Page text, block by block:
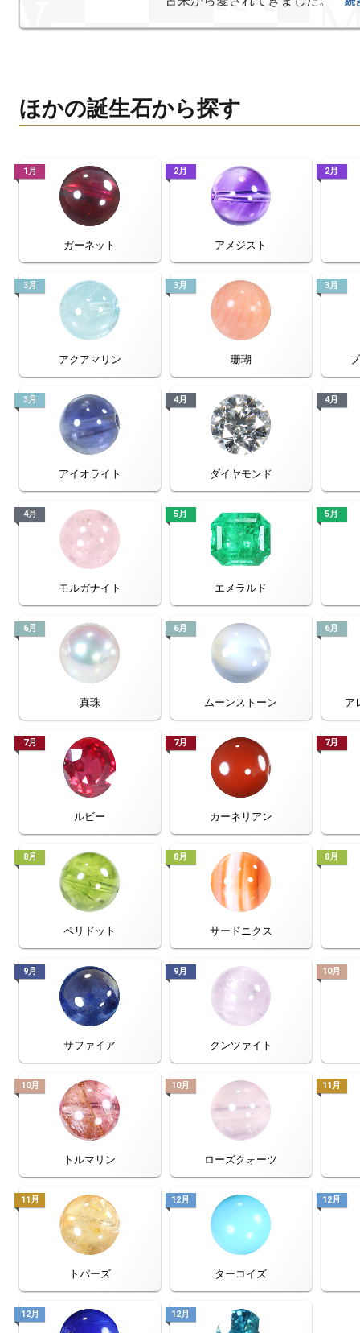
ほかの誕生石から探す
1月
ガーネット
2月
アメジスト
2月
3月
アクアマリン
3月
珊瑚
3月
3月
アイオライト
4月
ダイヤモンド
4月
4月
モルガナイト
5月
エメラルド
5月
6月
真珠
6月
ムーンストーン
6月
ア
7月
ルビー
7月
カーネリアン
7月
8月
ペリドット
8月
サードニクス
8月
9月
サファイア
9月
クンツァイト
10月
10月
トルマリン
10月
ローズクォーツ
11月
11月
トパーズ
12月
ターコイズ
12月
12月 12月